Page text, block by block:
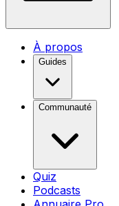
À propos
Guides
Communauté
Quiz
Podcasts